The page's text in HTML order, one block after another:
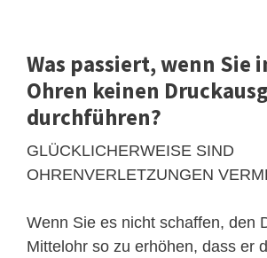
Was passiert, wenn Sie
Ohren keinen
durchführen?
GLÜCKLICHERWEISE SIND
OHRENVERLETZUNGEN
Wenn Sie es nicht schaffen, den
Mittelohr so ​​zu erhöhen, dass er